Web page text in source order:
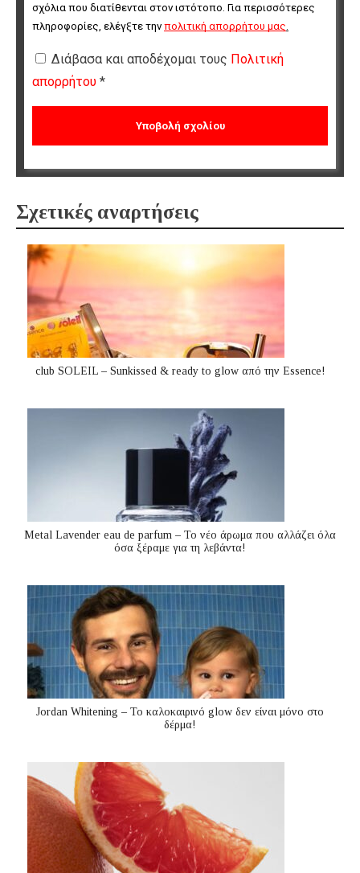
σχόλια που διατίθενται στον ιστότοπο. Για περισσότερες
πληροφορίες, ελέγξτε την πολιτική απορρήτου μας.
Διάβασα και αποδέχομαι τους Πολιτική
απορρήτου *
Σχετικές αναρτήσεις
club SOLEIL – Sunkissed & ready to glow από την Essence!
Metal Lavender eau de parfum – Το νέο άρωμα που αλλάζει όλα
όσα ξέραμε για τη λεβάντα!
Jordan Whitening – Το καλοκαιρινό glow δεν είναι μόνο στο
δέρμα!